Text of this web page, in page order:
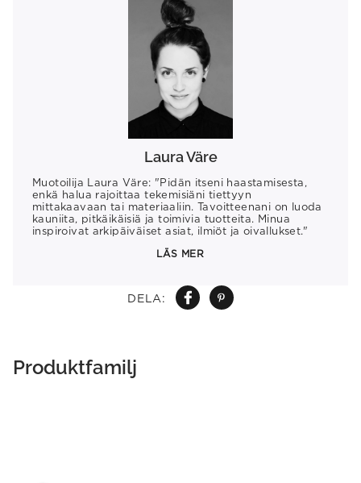
DELA:
Laura Väre
Muotoilija Laura Väre: "Pidän itseni haastamisesta,
enkä halua rajoittaa tekemisiäni tiettyyn
mittakaavaan tai materiaaliin. Tavoitteenani on luoda
kauniita, pitkäikäisiä ja toimivia tuotteita. Minua
inspiroivat arkipäiväiset asiat, ilmiöt ja oivallukset."
LÄS MER
Produktfamilj